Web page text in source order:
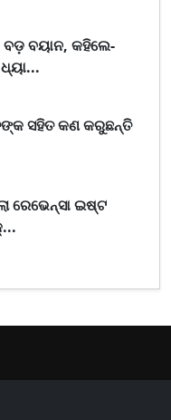
ବୟାନ, କହିଲେ-
ସହିତ କଣ କରୁଛନ୍ତି
ରେଭେନ୍ସା ଇଷ୍ଟ